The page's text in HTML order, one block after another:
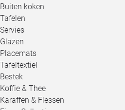
Buiten koken
Tafelen
Servies
Glazen
Placemats
Tafeltextiel
Bestek
Koffie & Thee
Karaffen & Flessen